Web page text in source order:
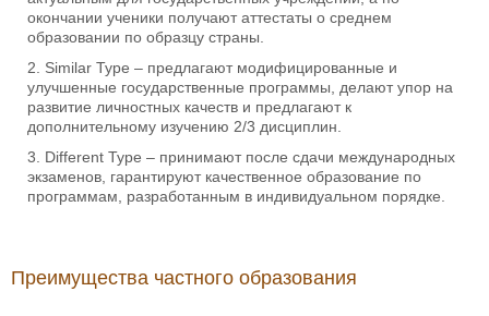
окончании ученики получают аттестаты о среднем
образовании по образцу страны.
Similar Type – предлагают модифицированные и
улучшенные государственные программы, делают упор на
развитие личностных качеств и предлагают к
дополнительному изучению 2/3 дисциплин.
Different Type – принимают после сдачи международных
экзаменов, гарантируют качественное образование по
программам, разработанным в индивидуальном порядке.
Преимущества частного образования